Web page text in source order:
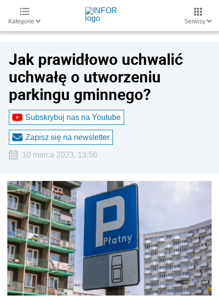
Kategorie Serwisy
Jak prawidłowo uchwalić
uchwałę o utworzeniu
parkingu gminnego?
Subskrybuj nas na Youtube
Zapisz się na newsletter
10 marca 2023, 13:56